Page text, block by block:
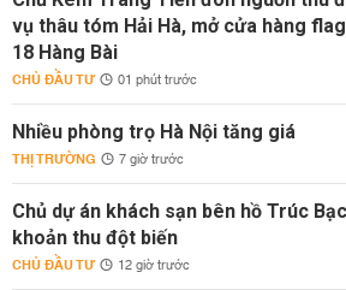
vụ thâu tóm Hải Hà, mở cửa hàng
18 Hàng Bài
CHỦ ĐẦU TƯ 01 phút trước
Nhiều phòng trọ Hà Nội tăng giá
THỊ TRƯỜNG 7 giờ trước
Chủ dự án khách sạn bên hồ Trúc
khoản thu đột biến
CHỦ ĐẦU TƯ 12 giờ trước